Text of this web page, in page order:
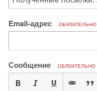
Email-адрес ОБЯЗАТЕЛЬНО
Сообщение ОБЯЗАТЕЛЬНО